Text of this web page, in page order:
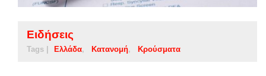
Ειδήσεις
Tags | Ελλάδα Κατανομή Κρούσματα